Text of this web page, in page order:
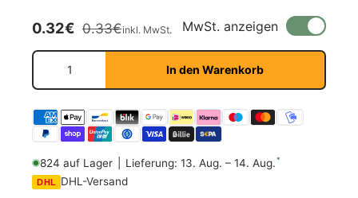
Verkaufspreis
0.32€ Normaler Preis
0.33€inkl. MwSt. MwSt. anzeigen
Anzahl
In den Warenkorb
824 auf Lager Lieferung: 13. Aug. – 14. Aug.*
DHL DHL-Versand